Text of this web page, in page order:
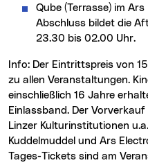
Qube (Terrasse) im
Abschluss bildet die
23.30 bis 02.00 Uhr.
zu allen Veranstaltungen.
einschließlich 16 Jahre
Einlassband. Der
Linzer Kulturinstitutionen
Kuddelmuddel und Ars
Tages-Tickets sind am